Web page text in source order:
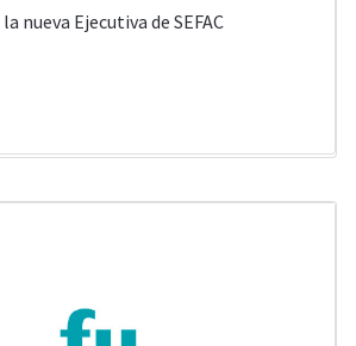
nueva Ejecutiva de SEFAC